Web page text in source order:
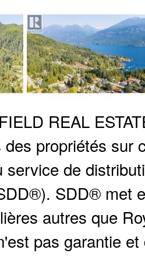
REAL
propriétés sur
service de
SDD® met
autres que
pas garantie